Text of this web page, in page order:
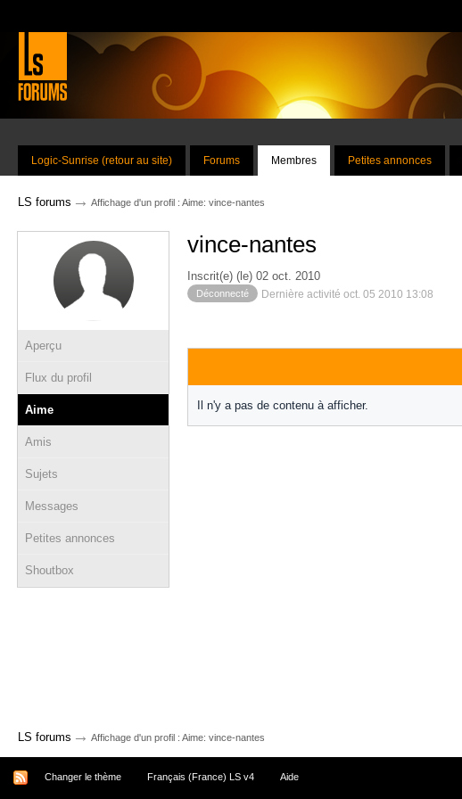
Logic-Sunrise (retour au site) Forums Membres Petites annonces
LS forums → Affichage d'un profil : Aime: vince-nantes
Aperçu
Flux du profil
Aime
Amis
Sujets
Messages
Petites annonces
Shoutbox
vince-nantes
Inscrit(e) (le) 02 oct. 2010
Déconnecté Dernière activité oct. 05 2010 13:08
Il n'y a pas de contenu à afficher.
LS forums → Affichage d'un profil : Aime: vince-nantes
Changer le thème Français (France) LS v4 Aide